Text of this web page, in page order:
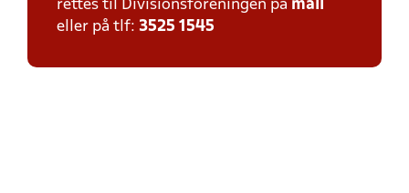
rettes til Divisionsforeningen på mail
eller på tlf: 3525 1545